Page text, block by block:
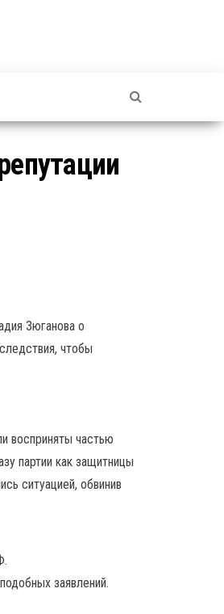
Зюганова о
чтобы
восприняты частью
партии как защитницы
ситуацией, обвинив
заявлений.